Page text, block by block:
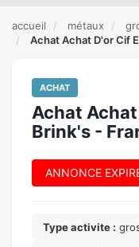
accueil métaux
Achat Achat D'or Cif
ACHAT
Achat
Brink's -
ANNONCE
Type activite :